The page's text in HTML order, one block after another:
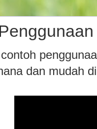
dan mudah